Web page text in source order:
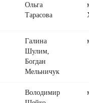
Ольга
Тарасова
Галина
Шулим,
Богдан
Мельничук
Володимир